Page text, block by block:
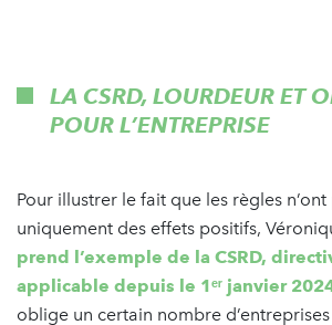
LA CSRD, LOURDEUR ET
POUR L’ENTREPRISE
Pour illustrer le fait que les règles
uniquement des effets positifs,
prend l’exemple de la CSRD,
applicable depuis le 1ᵉʳ janvier
oblige un certain nombre